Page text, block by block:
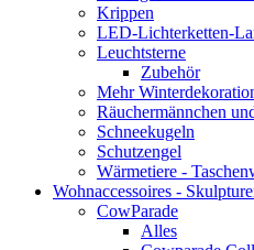
Krippen
LED-Lichterketten-
Leuchtsterne
Zubehör
Mehr
Räuchermännchen
Schneekugeln
Schutzengel
Wärmetiere -
Wohnaccessoires -
CowParade
Alles